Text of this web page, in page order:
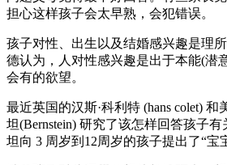
担心这样孩子会太早熟，会犯错误。
孩子对性、出生以及结婚感兴趣是理
德认为，人对性感兴趣是出于本能(潜
会有的欲望。
最近英国的汉斯·科利特 (hans colet)
坦(Bernstein) 研究了该怎样回答孩子
坦向 3 周岁到12周岁的孩子提出了“宝